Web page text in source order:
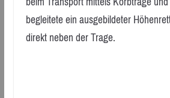
begleitete ein ausgebildeter
direkt neben der Trage.